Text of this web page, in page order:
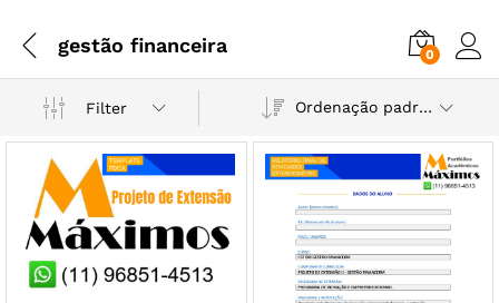
gestão financeira 0
Filter Ordenação padrão